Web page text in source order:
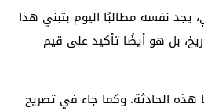
يجد نفسه مطالبًا اليوم بتبني هذا
بل هو أيضًا تأكيد على قيم
الحادثة. وكما جاء في تصريح